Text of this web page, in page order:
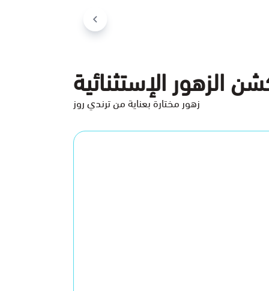
الزهور الإستثنائية
زهور مختارة بعناية من ترندي روز